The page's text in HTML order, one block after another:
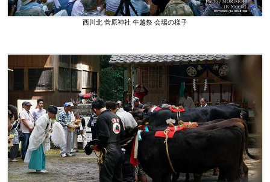
西川北 菅原神社 牛越祭 会場の様子